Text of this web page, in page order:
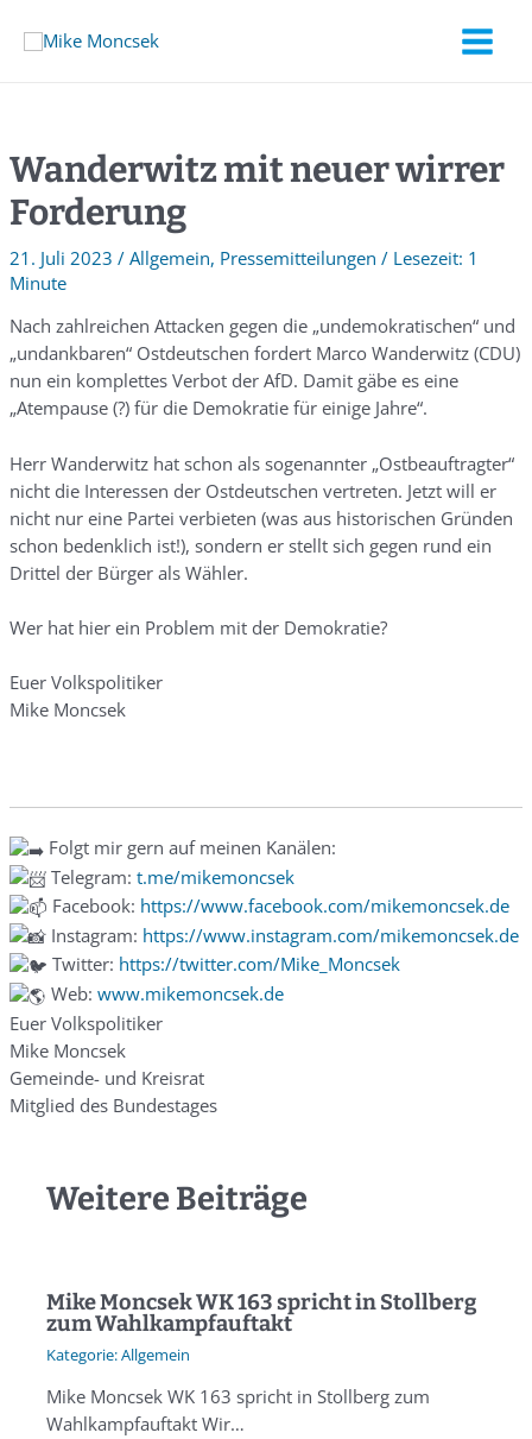
Wanderwitz mit neuer wirrer
Forderung
21. Juli 2023 / Allgemein, Pressemitteilungen /
1
Minute
Nach zahlreichen Attacken gegen die „undemokratischen“ und
„undankbaren“ Ostdeutschen fordert Marco Wanderwitz (CDU)
nun ein komplettes Verbot der AfD. Damit gäbe es eine
„Atempause (?) für die Demokratie für einige Jahre“.
Herr Wanderwitz hat schon als sogenannter „Ostbeauftragter“
nicht die Interessen der Ostdeutschen vertreten. Jetzt will er
nicht nur eine Partei verbieten (was aus historischen Gründen
schon bedenklich ist!), sondern er stellt sich gegen rund ein
Drittel der Bürger als Wähler.
Wer hat hier ein Problem mit der Demokratie?
Euer Volkspolitiker
Mike Moncsek
Folgt mir gern auf meinen Kanälen:
Telegram: t.me/mikemoncsek
Facebook: https://www.facebook.com/mikemoncsek.de
Instagram: https://www.instagram.com/mikemoncsek.de
Twitter: https://twitter.com/Mike_Moncsek
Web: www.mikemoncsek.de
Euer Volkspolitiker
Mike Moncsek
Gemeinde- und Kreisrat
Mitglied des Bundestages
Weitere Beiträge
Mike Moncsek WK 163 spricht in Stollberg
zum Wahlkampfauftakt
Allgemein
Mike Moncsek WK 163 spricht in Stollberg zum
Wahlkampfauftakt Wir…